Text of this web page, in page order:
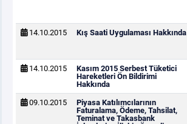
14.10.2015 Kış Saati Uygulaması Hakkında
14.10.2015
Kasım 2015 Serbest Tüketici
Hareketleri Ön Bildirimi
Hakkında
09.10.2015
Piyasa Katılımcılarının
Faturalama, Ödeme, Tahsilat,
Teminat ve Takasbank